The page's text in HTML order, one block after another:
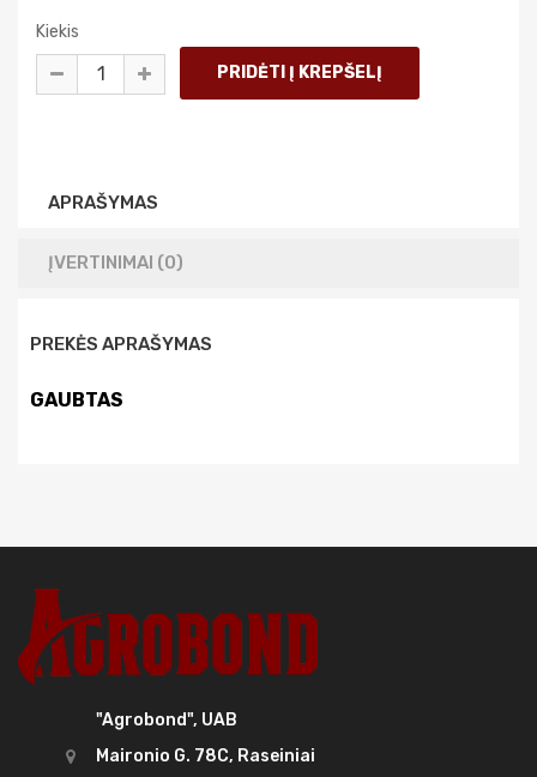
Kiekis
APRAŠYMAS
ĮVERTINIMAI (0)
PREKĖS APRAŠYMAS
GAUBTAS
"Agrobond", UAB
Maironio G. 78C, Raseiniai